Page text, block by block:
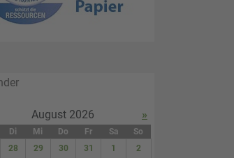
August 2026 »
Di Mi Do Fr Sa
So